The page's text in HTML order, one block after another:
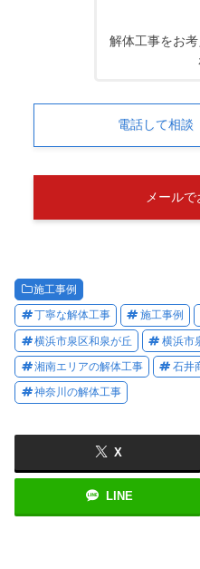
解体工事をお
電話して相
メール
施工事例
丁寧な解体工事 施工事例
横浜市泉区和泉が丘 横浜市
湘南エリアの解体工事 石井
神奈川の解体工事
X
LINE